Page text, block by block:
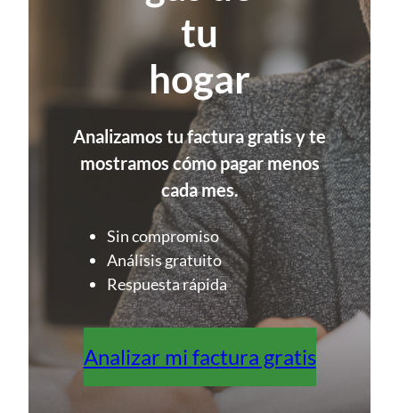
tu
hogar
Analizamos tu factura gratis y te
mostramos cómo pagar menos
cada mes.
Sin compromiso
Análisis gratuito
Respuesta rápida
Analizar mi factura gratis